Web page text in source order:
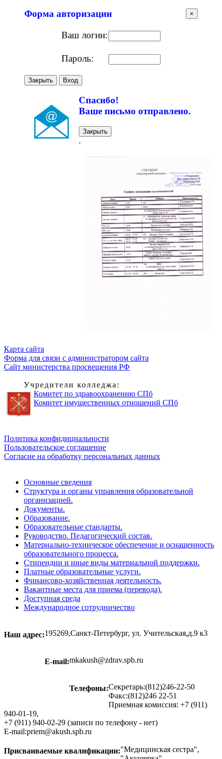
×
Форма авторизации
Ваш логин:
Пароль:
Закрыть Вход
Спасибо!
Ваше письмо отправлено.
Закрыть
.
Карта сайта
Форма для связи с администратором сайта
Сайт министерства просвещения РФ
Учредители колледжа:
Комитет по здравоохранению СПб
Комитет имущественных отношений СПб
Политика конфидициальности
Пользовательское соглашение
Согласие на обработку персональных данных
Основные сведения
Структура и органы управления образовательной
организацией.
Документы.
Образование.
Образовательные стандарты.
Руководство. Педагогический состав.
Материально-техническое обеспечение и оснащенность
образовательного процесса.
Стипендии и иные виды материальной поддержки.
Платные образовательные услуги.
Финансово-хозяйственная деятельность.
Вакантные места для приема (перевода).
Доступная среда
Международное сотрудничество
Наш адрес:195269,Санкт-Петербург, ул. Учительская,д.9 к3
E-mail:mkakush@zdrav.spb.ru
Телефоны:Секретарь:(812)246-22-50
Факс:(812)246 22-51
Приемная комиссия: +7 (911)
940-01-19,
+7 (911) 940-02-29 (записи по телефону - нет)
E-mail:priem@akush.spb.ru
Присваиваемые квалификации:"Медицинская сестра",